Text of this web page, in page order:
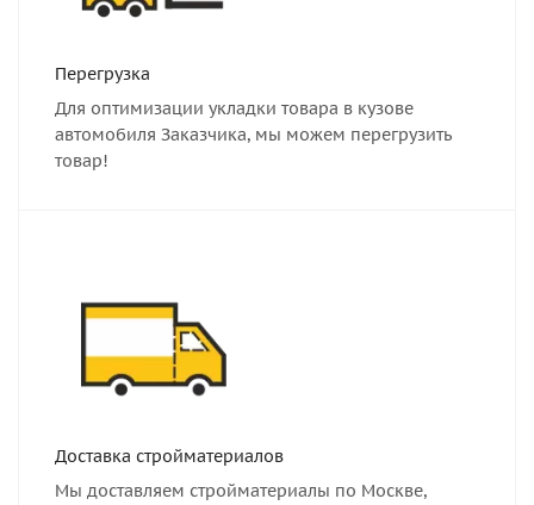
Перегрузка
Для оптимизации укладки товара в кузове
автомобиля Заказчика, мы можем перегрузить
товар!
Доставка стройматериалов
Мы доставляем стройматериалы по Москве,